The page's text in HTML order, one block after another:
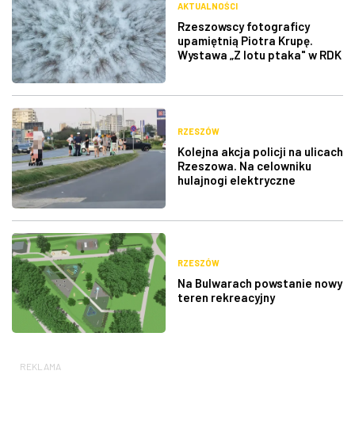
AKTUALNOŚCI
Rzeszowscy fotograficy
upamiętnią Piotra Krupę.
Wystawa „Z lotu ptaka" w RDK
RZESZÓW
Kolejna akcja policji na ulicach
Rzeszowa. Na celowniku
hulajnogi elektryczne
RZESZÓW
Na Bulwarach powstanie nowy
teren rekreacyjny
REKLAMA